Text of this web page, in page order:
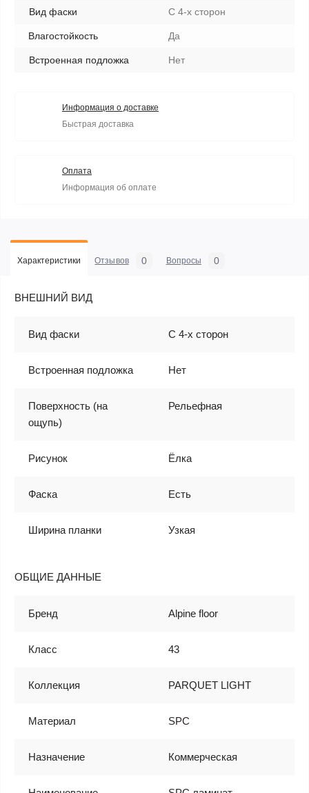
Вид фаски С 4-х сторон
Влагостойкость Да
Встроенная подложка Нет
Информация о доставке
Быстрая доставка
Оплата
Информация об оплате
Характеристики Отзывов 0 Вопросы 0
ВНЕШНИЙ ВИД
Вид фаски С 4-х сторон
Встроенная подложка Нет
Поверхность (на
ощупь)
Рельефная
Рисунок Ёлка
Фаска Есть
Ширина планки Узкая
ОБЩИЕ ДАННЫЕ
Бренд Alpine floor
Класс 43
Коллекция PARQUET LIGHT
Материал SPC
Назначение Коммерческая